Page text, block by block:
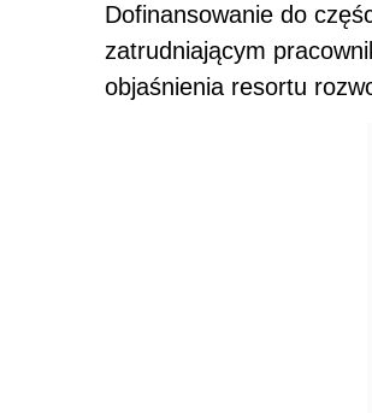
Dofinansowanie do
zatrudniającym
objaśnienia resortu